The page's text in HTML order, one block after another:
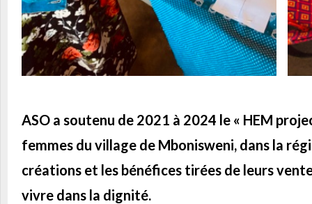
ASO a soutenu de 2021 à 2024 le « HEM
femmes du village de Mbonisweni, dans la
créations et les bénéfices tirées de leurs
vivre dans la dignité.